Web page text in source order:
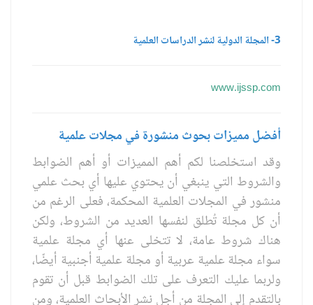
3- المجلة الدولية لنشر الدراسات العلمية
www.ijssp.com
أفضل مميزات بحوث منشورة في مجلات علمية
وقد استخلصنا لكم أهم المميزات أو أهم الضوابط
والشروط التي ينبغي أن يحتوي عليها أي بحث علمي
منشور في المجلات العلمية المحكمة، فعلى الرغم من
أن كل مجلة تُطلق لنفسها العديد من الشروط، ولكن
هناك شروط عامة، لا تتخلى عنها أي مجلة علمية
سواء مجلة علمية عربية أو مجلة علمية أجنبية أيضًا،
ولربما عليك التعرف على تلك الضوابط قبل أن تقوم
بالتقدم إلى المجلة من أجل نشر الأبحاث العلمية، ومن